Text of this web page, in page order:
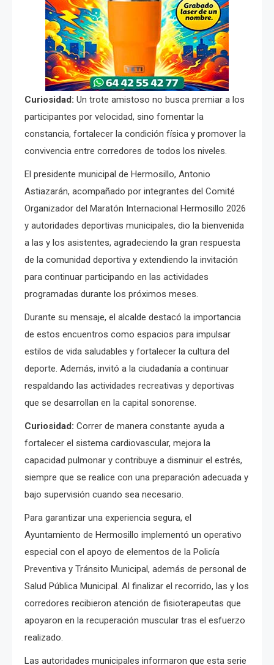
Curiosidad: Un trote amistoso no busca premiar a los
participantes por velocidad, sino fomentar la
constancia, fortalecer la condición física y promover la
convivencia entre corredores de todos los niveles.
El presidente municipal de Hermosillo, Antonio
Astiazarán, acompañado por integrantes del Comité
Organizador del Maratón Internacional Hermosillo 2026
y autoridades deportivas municipales, dio la bienvenida
a las y los asistentes, agradeciendo la gran respuesta
de la comunidad deportiva y extendiendo la invitación
para continuar participando en las actividades
programadas durante los próximos meses.
Durante su mensaje, el alcalde destacó la importancia
de estos encuentros como espacios para impulsar
estilos de vida saludables y fortalecer la cultura del
deporte. Además, invitó a la ciudadanía a continuar
respaldando las actividades recreativas y deportivas
que se desarrollan en la capital sonorense.
Curiosidad: Correr de manera constante ayuda a
fortalecer el sistema cardiovascular, mejora la
capacidad pulmonar y contribuye a disminuir el estrés,
siempre que se realice con una preparación adecuada y
bajo supervisión cuando sea necesario.
Para garantizar una experiencia segura, el
Ayuntamiento de Hermosillo implementó un operativo
especial con el apoyo de elementos de la Policía
Preventiva y Tránsito Municipal, además de personal de
Salud Pública Municipal. Al finalizar el recorrido, las y los
corredores recibieron atención de fisioterapeutas que
apoyaron en la recuperación muscular tras el esfuerzo
realizado.
Las autoridades municipales informaron que esta serie